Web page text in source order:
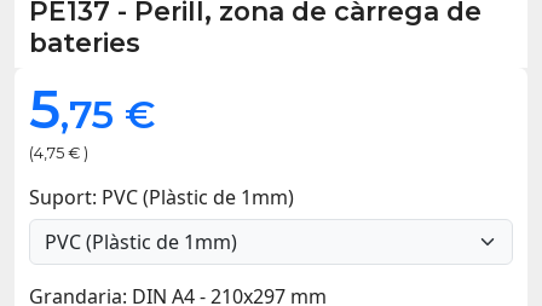
PE137 - Perill, zona de càrrega de
bateries
5,75 €
(4,75 € )
Suport: PVC (Plàstic de 1mm)
Grandaria: DIN A4 - 210x297 mm